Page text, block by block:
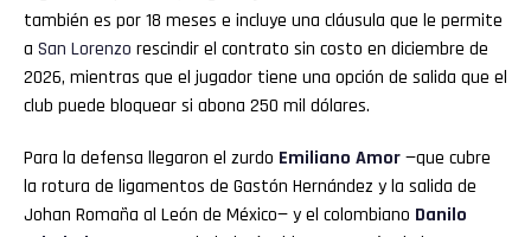
también es por 18 meses e incluye una cláusula que le permite
a San Lorenzo rescindir el contrato sin costo en diciembre de
2026, mientras que el jugador tiene una opción de salida que el
club puede bloquear si abona 250 mil dólares.
Para la defensa llegaron el zurdo Emiliano Amor—que cubre
la rotura de ligamentos de Gastón Hernández y la salida de
Johan Romaña al León de México— y el colombiano Danilo